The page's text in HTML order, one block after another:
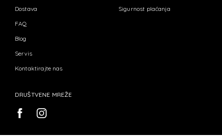
Dostava
FAQ
Blog
Servis
Kontaktirajte nas
Sigurnost plaćanja
DRUŠTVENE MREŽE